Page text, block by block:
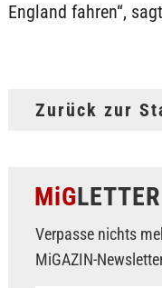
England fahren“,
Zurück zur
MiGLETTER
Verpasse nichts
MiGAZIN-